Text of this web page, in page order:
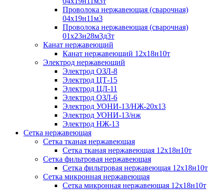
Проволока нержавеющая (сварочная)
04х19н11м3
Проволока нержавеющая (сварочная)
01х23н28м3д3т
Канат нержавеющий
Канат нержавеющий 12х18н10т
Электрод нержавеющий
Электрод ОЗЛ-8
Электрод ЦТ-15
Электрод ЦЛ-11
Электрод ОЗЛ-6
Электрод УОНИ-13/НЖ-20х13
Электрод УОНИ-13/нж
Электрод НЖ-13
Сетка нержавеющая
Сетка тканая нержавеющая
Сетка тканая нержавеющая 12х18н10т
Сетка фильтровая нержавеющая
Сетка фильтровая нержавеющая 12х18н10т
Сетка микронная нержавеющая
Сетка микронная нержавеющая 12х18н10т